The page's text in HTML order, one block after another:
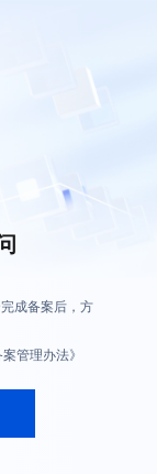
成备案后，方
管理办法》